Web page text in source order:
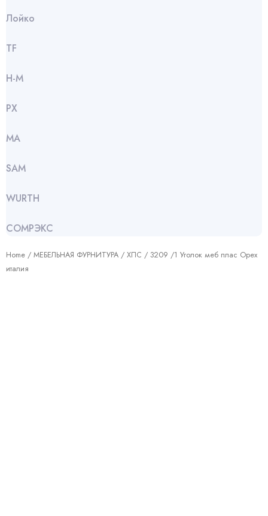
Лойко
TF
Н-М
РХ
МА
SАМ
WURTH
СОМРЭКС
Home / МЕБЕЛЬНАЯ ФУРНИТУРА / ХПС / 3209 /1 Уголок меб плас Орех
италия